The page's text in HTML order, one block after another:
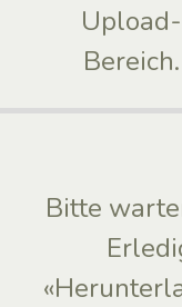
Upload-
Bereich.
Bitte